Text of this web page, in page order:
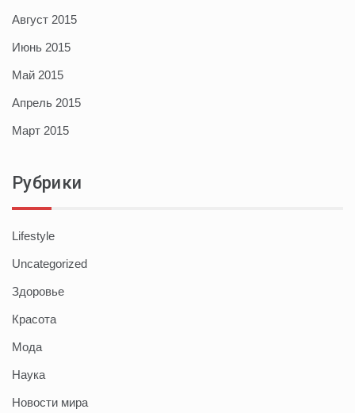
Август 2015
Июнь 2015
Май 2015
Апрель 2015
Март 2015
Рубрики
Lifestyle
Uncategorized
Здоровье
Красота
Мода
Наука
Новости мира